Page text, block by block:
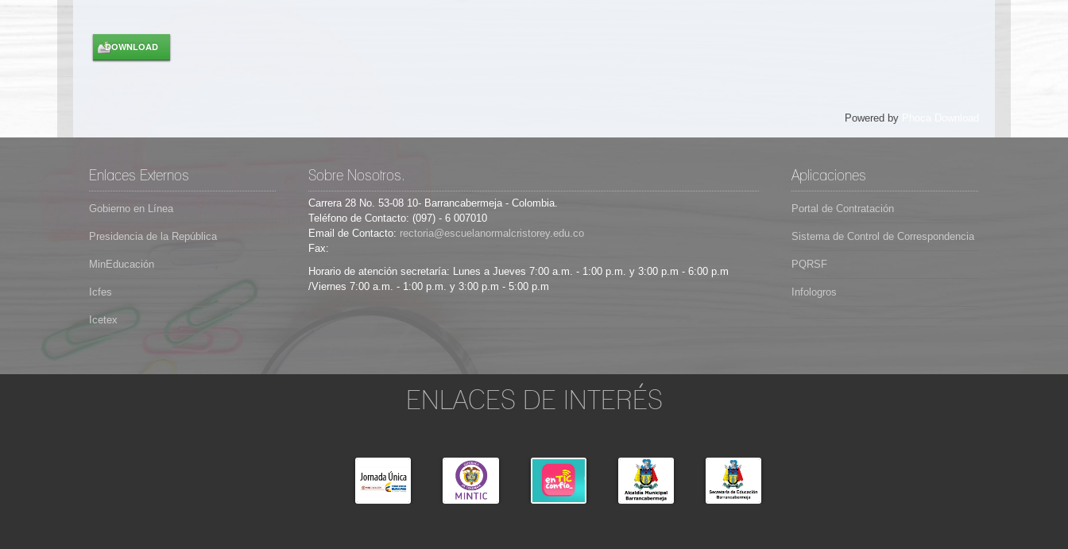
Powered by
Enlaces Externos
Gobierno en Línea
Presidencia de la República
MinEducación
Icfes
Icetex
Sobre Nosotros.
Carrera 28 No. 53-08 10- Barrancabermeja - Colombia.
Teléfono de Contacto: (097) - 6 007010
Email de Contacto:
Fax:
Horario de atención secretaría: Lunes a Jueves 7:00 a.m. - 1:00 p.m. y 3:00 p.m - 6:00 p.m
/Viernes 7:00 a.m. - 1:00 p.m. y 3:00 p.m - 5:00 p.m
Aplicaciones
Portal de Contratación
Sistema de Control de Correspondencia
PQRSF
Infologros
ENLACES DE INTERÉS